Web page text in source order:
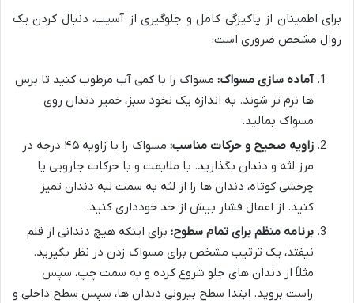
برای اطمینان از پاکیزگی کامل و جلوگیری از آسیب، دنبال کردن یک
روال مشخص ضروری است:
آماده سازی مسواک: مسواک را با کمی آب مرطوب کنید تا برس
ها نرم تر شوند. به اندازه یک نخود سبز، خمیر دندان روی
مسواک بمالید.
زاویه صحیح و حرکات مناسب:
مسواک را با زاویه ۴۵ درجه در
مرز لثه و دندان بگذارید. با ملایمت و با حرکات جارویی یا
چرخشی کوتاه، دندان ها را از لثه به سمت لبه دندان تمیز
کنید. از اعمال فشار بیش از حد خودداری کنید.
برنامه منظم برای تمام سطوح: برای اینکه هیچ دندانی از قلم
نیفتد، یک ترتیب مشخص برای مسواک زدن در نظر بگیرید.
مثلاً از دندان های جلو شروع کرده و به سمت چپ، سپس
راست بروید. ابتدا سطح بیرونی دندان ها، سپس سطح داخلی و